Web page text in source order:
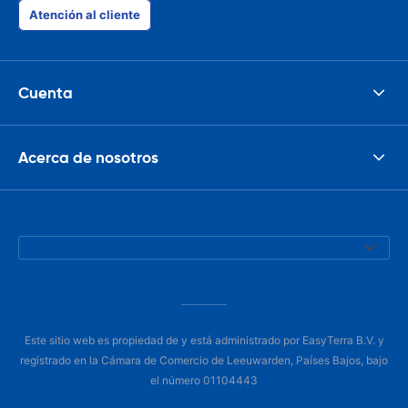
Atención al cliente
Cuenta
Acerca de nosotros
Este sitio web es propiedad de y está administrado por EasyTerra B.V. y
registrado en la Cámara de Comercio de Leeuwarden, Países Bajos, bajo
el número 01104443